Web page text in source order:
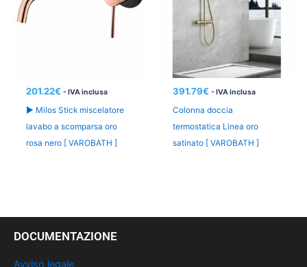
201.22€ - IVA inclusa
► Milos Stick miscelatore
lavabo a scomparsa oro
rosa nero [ VAROBATH ]
391.79€ - IVA inclusa
Colonna doccia
termostatica Linea oro
satinato [ VAROBATH ]
DOCUMENTAZIONE
Avviso legale